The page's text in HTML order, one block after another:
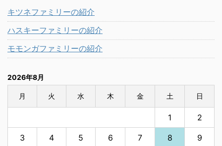
キツネファミリーの紹介
ハスキーファミリーの紹介
モモンガファミリーの紹介
2026年8月
月 火 水 木 金 土 日
1 2
3 4 5 6 7 8 9